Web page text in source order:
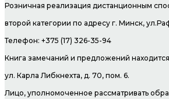
Розничная реализация дистанционным
второй категории по адресу г. Минск,
Телефон: +375 (17) 326-35-94
Книга замечаний и предложений
ул. Карла Либкнехта, д. 70, пом. 6.
Лицо, уполномоченное рассматривать